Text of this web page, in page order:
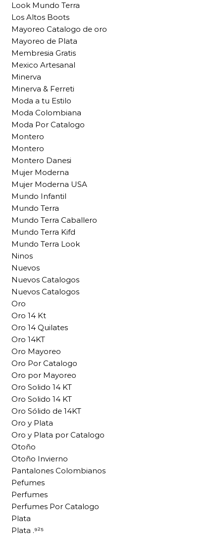
Look Mundo Terra
Los Altos Boots
Mayoreo Catalogo de oro
Mayoreo de Plata
Membresia Gratis
Mexico Artesanal
Minerva
Minerva & Ferreti
Moda a tu Estilo
Moda Colombiana
Moda Por Catalogo
Montero
Montero
Montero Danesi
Mujer Moderna
Mujer Moderna USA
Mundo Infantil
Mundo Terra
Mundo Terra Caballero
Mundo Terra Kifd
Mundo Terra Look
Ninos
Nuevos
Nuevos Catalogos
Nuevos Catalogos
Oro
Oro 14 Kt
Oro 14 Quilates
Oro 14KT
Oro Mayoreo
Oro Por Catalogo
Oro por Mayoreo
Oro Solido 14 KT
Oro Solido 14 KT
Oro Sólido de 14KT
Oro y Plata
Oro y Plata por Catalogo
Otoño
Otoño Invierno
Pantalones Colombianos
Pefumes
Perfumes
Perfumes Por Catalogo
Plata
Plata .⁹²⁵